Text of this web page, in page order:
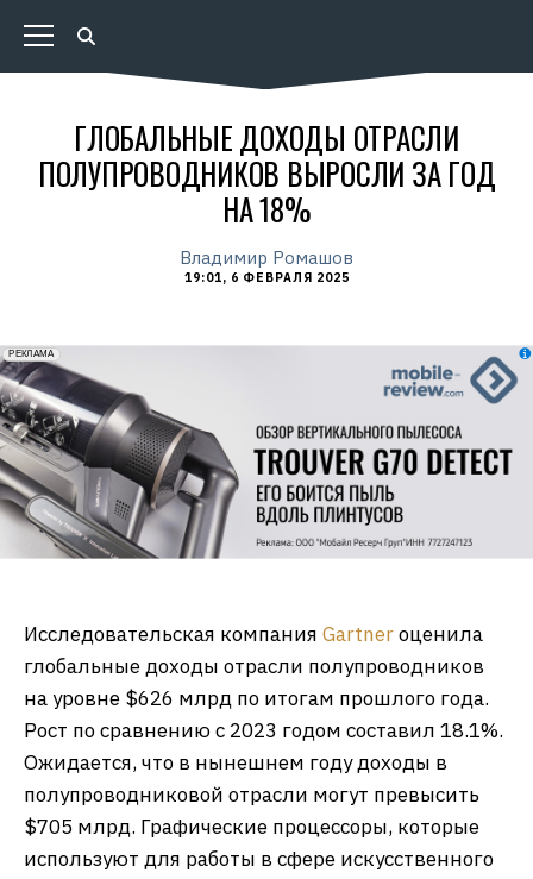
ГЛОБАЛЬНЫЕ ДОХОДЫ ОТРАСЛИ
ПОЛУПРОВОДНИКОВ ВЫРОСЛИ ЗА ГОД
НА 18%
Владимир Ромашов
19:01, 6 ФЕВРАЛЯ 2025
erid: 2VfnxxmNzs5
РЕКЛАМА
Исследовательская компания Gartnerоценила
глобальные доходы отрасли полупроводников
на уровне $626 млрд по итогам прошлого года.
Рост по сравнению с 2023 годом составил 18.1%.
Ожидается, что в нынешнем году доходы в
полупроводниковой отрасли могут превысить
$705 млрд. Графические процессоры, которые
используют для работы в сфере искусственного